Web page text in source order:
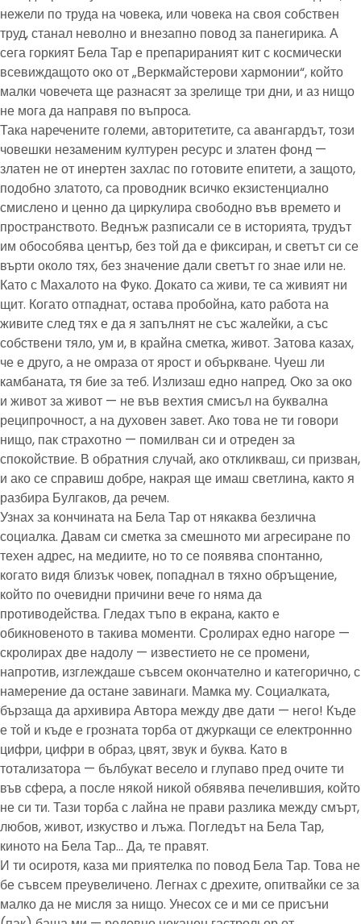
нежели по труда на човека, или човека на своя собствен
труд, станал неволно и внезапно повод за панегирика. А
сега горкият Бела Тар е препарираният кит с космически
всевиждащото око от „Веркмайстерови хармонии“, който
малки човечета ще разнасят за зрелище три дни, и аз нищо
не мога да направя по въпроса.
Така наречените големи, авторитетите, са авангардът, този
човешки незаменим културен ресурс и златен фонд —
златен не от инертен захлас по готовите епитети, а защото,
подобно златото, са проводник всичко екзистенциално
смислено и ценно да циркулира свободно във времето и
пространството. Веднъж разписали се в историята, трудът
им обособява център, без той да е фиксиран, и светът си се
върти около тях, без значение дали светът го знае или не.
Като с Махалото на Фуко. Докато са живи, те са живият ни
щит. Когато отпаднат, остава пробойна, като работа на
живите след тях е да я запълнят не със жалейки, а със
собствени тяло, ум и, в крайна сметка, живот. Затова казах,
че е друго, а не омраза от ярост и объркване. Чуеш ли
камбаната, тя бие за теб. Излизаш едно напред. Око за око
и живот за живот — не във вехтия смисъл на буквална
реципрочност, а на духовен завет. Ако това не ти говори
нищо, пак страхотно — помилван си и отреден за
спокойствие. В обратния случай, ако откликваш, си призван,
и ако се справиш добре, накрая ще имаш светлина, както я
разбира Булгаков, да речем.
Узнах за кончината на Бела Тар от някаква безлична
социалка. Давам си сметка за смешното ми агресиране по
техен адрес, на медиите, но то се появява спонтанно,
когато видя близък човек, попаднал в тяхно обръщение,
който по очевидни причини вече го няма да
противодейства. Гледах тъпо в екрана, както е
обикновеното в такива моменти. Сролирах едно нагоре —
скролирах две надолу — известието не се промени,
напротив, изглеждаше съвсем окончателно и категорично, с
намерение да остане завинаги. Мамка му. Социалката,
бързаща да архивира Автора между две дати — него! Къде
е той и къде е грозната торба от джуркащи се електроннно
цифри, цифри в образ, цвят, звук и буква. Като в
тотализатора — бълбукат весело и глупаво пред очите ти
във сфера, а после някой никой обявява печелившия, който
не си ти. Тази торба с лайна не прави разлика между смърт,
любов, живот, изкуство и лъжа. Погледът на Бела Тар,
киното на Бела Тар… Да, те правят.
И ти осиротя, каза ми приятелка по повод Бела Тар. Това не
бе съвсем преувеличено. Легнах с дрехите, опитвайки се за
малко да не мисля за нищо. Унесох се и ми се присъни